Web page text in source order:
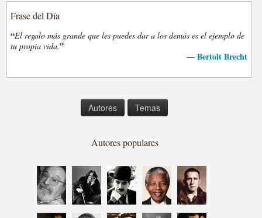
Frase del Día
“El regalo más grande que les puedes dar a los demás es el ejemplo de
tu propia vida.”
— Bertolt Brecht
Autores Temas
Autores populares